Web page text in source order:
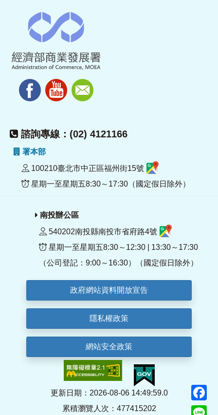
諮詢專線：(02) 4121166
署本部
100210臺北市中正區福州街15號
星期一至星期五8:30～17:30（國定假日除外）
南投辦公區
540202南投縣南投市省府路4號
星期一至星期五8:30～12:30 | 13:30～17:30
（公司登記：9:00～16:30）（國定假日除外）
政府網站資料開放宣告
隱私權政策
網站安全政策
更新日期：2026-08-06 14:49:59.0
累積瀏覽人次：477415202